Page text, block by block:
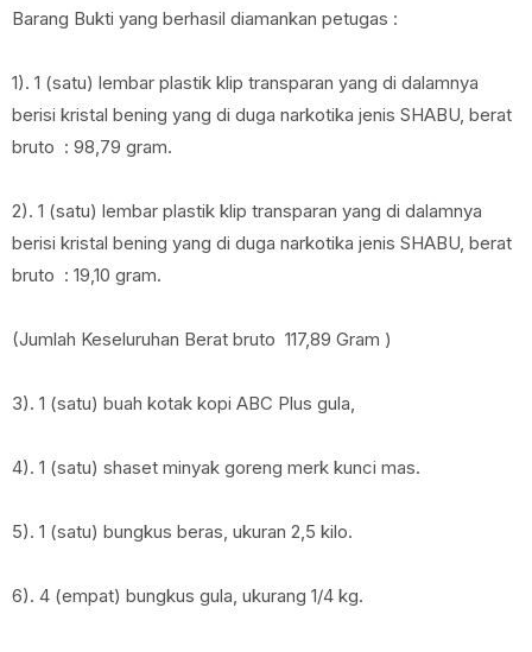
Barang Bukti yang berhasil diamankan petugas :
1). 1 (satu) lembar plastik klip transparan yang di dalamnya
berisi kristal bening yang di duga narkotika jenis SHABU, berat
bruto : 98,79 gram.
2). 1 (satu) lembar plastik klip transparan yang di dalamnya
berisi kristal bening yang di duga narkotika jenis SHABU, berat
bruto : 19,10 gram.
(Jumlah Keseluruhan Berat bruto 117,89 Gram )
3). 1 (satu) buah kotak kopi ABC Plus gula,
4). 1 (satu) shaset minyak goreng merk kunci mas.
5). 1 (satu) bungkus beras, ukuran 2,5 kilo.
6). 4 (empat) bungkus gula, ukurang 1/4 kg.